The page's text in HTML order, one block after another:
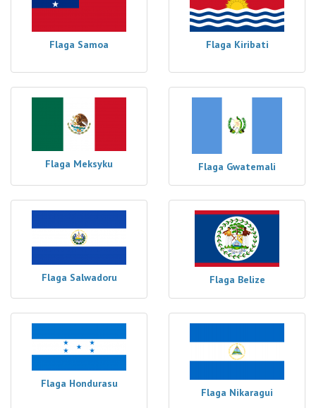
Flaga Samoa Flaga Kiribati
Flaga Meksyku Flaga Gwatemali
Flaga Salwadoru Flaga Belize
Flaga Hondurasu
Flaga Nikaragui